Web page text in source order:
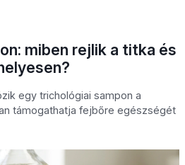
miben rejlik a titka és
egy trichológiai sampon a
támogathatja fejbőre egészségét